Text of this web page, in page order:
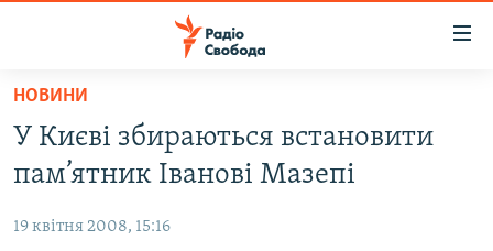
Перейти
основного
матеріалу
до
РАДІО СВОБОДА – 70 РОКІВ
ВСЕ ЗА ДОБУ
ПОЛІТИКА
ВІЙНА
НОВИНИ
У Києві збираються встановити
пам’ятник Іванові Мазепі
19 квітня 2008, 15:16